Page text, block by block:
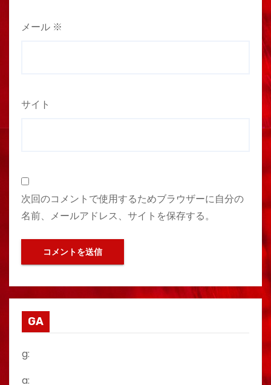
メール ※
サイト
次回のコメントで使用するためブラウザーに自分の
名前、メールアドレス、サイトを保存する。
GA
g:
a: